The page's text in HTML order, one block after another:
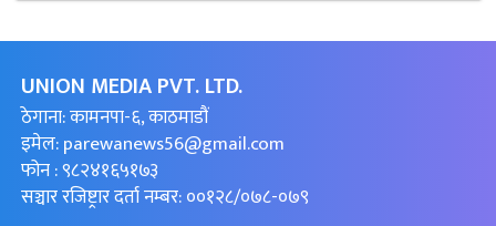
UNION MEDIA PVT. LTD.
ठेगाना: कामनपा-६, काठमाडौं
इमेल:parewanews56@gmail.com
फोन : ९८२४१६५१७३
सञ्चार रजिष्ट्रार दर्ता नम्बर: ००१२८/०७८-०७९